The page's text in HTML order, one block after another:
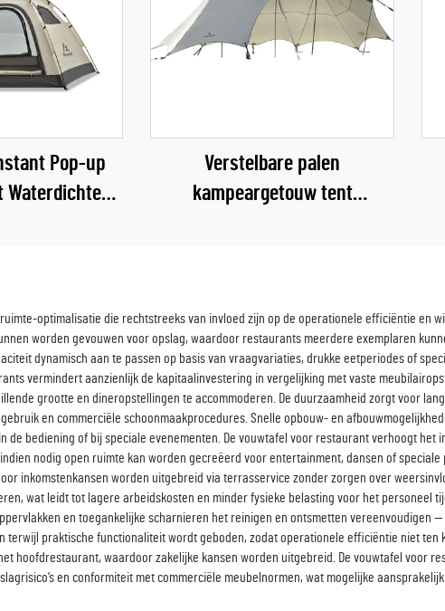
Pop-up
Waterdichte
Verstelbare palen
kampeargetouw tent
tent
optimalisatie die rechtstreeks van invloed zijn op de operationele efficiëntie en
worden gevouwen voor opslag, waardoor restaurants meerdere exemplaren
dynamisch aan te passen op basis van vraagvariaties, drukke eetperiodes of
vermindert aanzienlijk de kapitaalinvestering in vergelijking met vaste
grootte en dineropstellingen te accommoderen. De duurzaamheid zorgt voor
en commerciële schoonmaakprocedures. Snelle opbouw- en
bediening of bij speciale evenementen. De vouwtafel voor restaurant verhoogt het
nodig open ruimte kan worden gecreëerd voor entertainment, dansen of speciale
inkomstenkansen worden uitgebreid via terrasservice zonder zorgen over
wat leidt tot lagere arbeidskosten en minder fysieke belasting voor het personeel
en toegankelijke scharnieren het reinigen en ontsmetten vereenvoudigen
praktische functionaliteit wordt geboden, zodat operationele efficiëntie niet ten
hoofdrestaurant, waardoor zakelijke kansen worden uitgebreid. De vouwtafel voor
en conformiteit met commerciële meubelnormen, wat mogelijke